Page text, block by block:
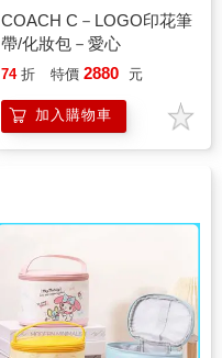
COACH C－LOGO印花筆
帶/化妝包－愛心
74 折 特價 2880 元
加入購物車